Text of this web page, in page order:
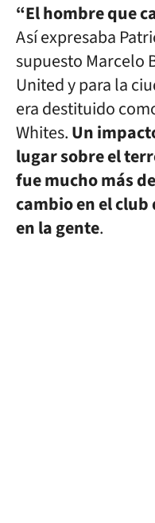
“El hombre que
Así expresaba
supuesto Marcelo
United y para la
era destituido
Whites.Un
lugar sobre el
fue mucho más
cambio en el
en la gente.